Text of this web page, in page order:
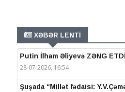
XƏBƏR LENTİ
Putin İlham Əliyevə ZƏNG ETDİ
28-07-2026, 16:54
Şuşada “Millət fədaisi: